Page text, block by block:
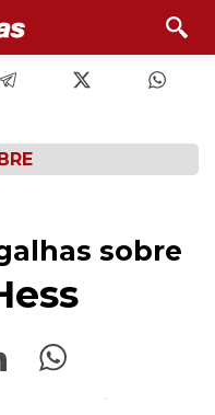
sobre